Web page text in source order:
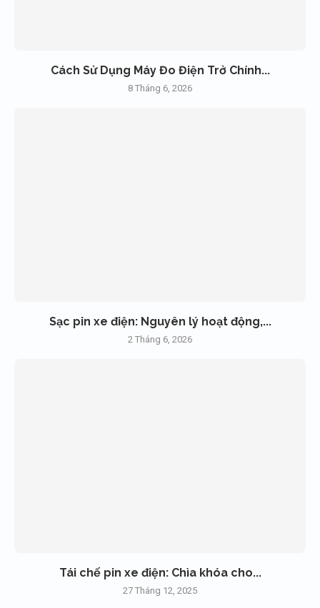
Cách Sử Dụng Máy Đo Điện Trở Chính...
8 Tháng 6, 2026
Sạc pin xe điện: Nguyên lý hoạt động,...
2 Tháng 6, 2026
Tái chế pin xe điện: Chìa khóa cho...
27 Tháng 12, 2025